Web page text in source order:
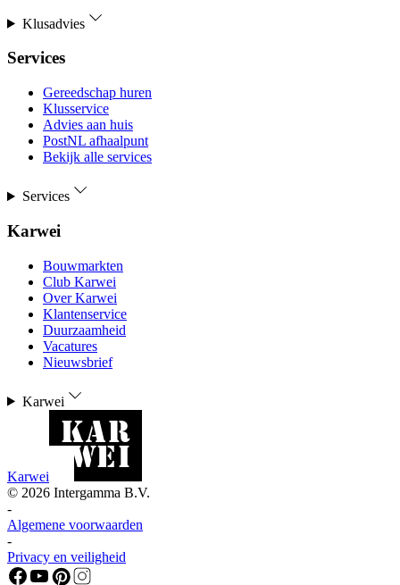
Klusadvies
Services
Gereedschap huren
Klusservice
Advies aan huis
PostNL afhaalpunt
Bekijk alle services
Services
Karwei
Bouwmarkten
Club Karwei
Over Karwei
Klantenservice
Duurzaamheid
Vacatures
Nieuwsbrief
Karwei
Karwei
© 2026 Intergamma B.V.
-
Algemene voorwaarden
-
Privacy en veiligheid